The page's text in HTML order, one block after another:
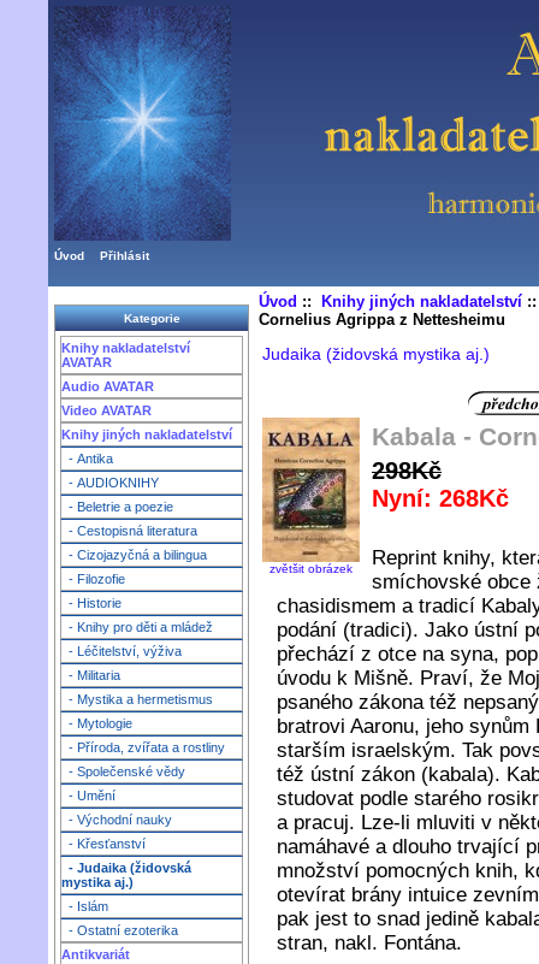
Úvod Přihlásit
Kategorie
Knihy nakladatelství
AVATAR
Audio AVATAR
Video AVATAR
Knihy jiných nakladatelství
- Antika
- AUDIOKNIHY
- Beletrie a poezie
- Cestopisná literatura
- Cizojazyčná a bilingua
- Filozofie
- Historie
- Knihy pro děti a mládež
- Léčitelství, výživa
- Militaria
- Mystika a hermetismus
- Mytologie
- Příroda, zvířata a rostliny
- Společenské vědy
- Umění
- Východní nauky
- Křesťanství
- Judaika (židovská
mystika aj.)
- Islám
- Ostatní ezoterika
Antikvariát
Úvod :: Knihy jiných nakladatelství
Cornelius Agrippa z Nettesheimu
Judaika (židovská mystika aj.)
zvětšit obrázek
Kabala -
298Kč
Nyní: 268Kč
Reprint knihy,
smíchovské obce
chasidismem a tradicí
podání (tradici). Jako ústní
přechází z otce na syna,
úvodu k Mišně. Praví, že
psaného zákona též
bratrovi Aaronu, jeho
starším israelským. Tak
též ústní zákon (kabala).
studovat podle starého
a pracuj. Lze-li mluviti v
namáhavé a dlouho trvající
množství pomocných knih,
otevírat brány intuice
pak jest to snad jedině
stran, nakl. Fontána.